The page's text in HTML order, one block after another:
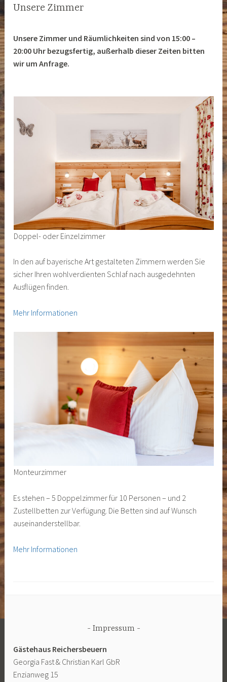
Unsere Zimmer
Unsere Zimmer und Räumlichkeiten sind von 15:00 –
20:00 Uhr bezugsfertig, außerhalb dieser Zeiten bitten
wir um Anfrage.
Doppel- oder Einzelzimmer
In den auf bayerische Art gestalteten Zimmern werden Sie
sicher Ihren wohlverdienten Schlaf nach ausgedehnten
Ausflügen finden.
Mehr Informationen
Monteurzimmer
Es stehen – 5 Doppelzimmer für 10 Personen – und 2
Zustellbetten zur Verfügung. Die Betten sind auf Wunsch
auseinanderstellbar.
Mehr Informationen
Impressum
Gästehaus Reichersbeuern
Georgia Fast & Christian Karl GbR
Enzianweg 15